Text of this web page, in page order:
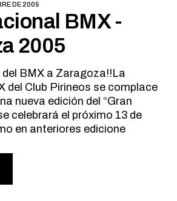
DE 2005
BMX -
2005
BMX a Zaragoza!!La
del Club Pirineos se complace
nueva edición del “Gran
celebrará el próximo 13 de
en anteriores edicione